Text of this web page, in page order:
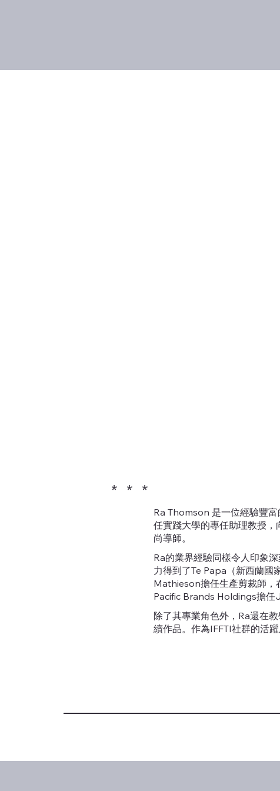
* * *
Ra Thomson 是一位經驗豐
任實踐大學的專任助理教授
尚導師。
Ra的業界經驗同樣令人印象
力得到了Te Papa（新西蘭國
Mathieson擔任生產剪裁師
Pacific Brands Holdings擔任
除了其專業角色外，Ra還在
續作品。作為IFFTI社群的活